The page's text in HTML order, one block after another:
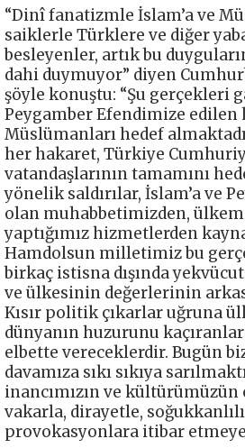
“Dinî fanatizmle İslam’a ve
saiklerle Türklere ve diğer
besleyenler, artık bu
dahi duymuyor” diyen
şöyle konuştu: “Şu gerçekleri
Peygamber Efendimize
Müslümanları hedef
her hakaret, Türkiye
vatandaşlarının tamamını
yönelik saldırılar, İslam’a ve
olan muhabbetimizden,
yaptığımız hizmetlerden
Hamdolsun milletimiz bu
birkaç istisna dışında
ve ülkesinin değerlerinin
Kısır politik çıkarlar uğruna
dünyanın huzurunu kaçıranlar
elbette vereceklerdir. Bugün
davamıza sıkı sıkıya
inancımızın ve
vakarla, dirayetle,
provokasyonlara itibar